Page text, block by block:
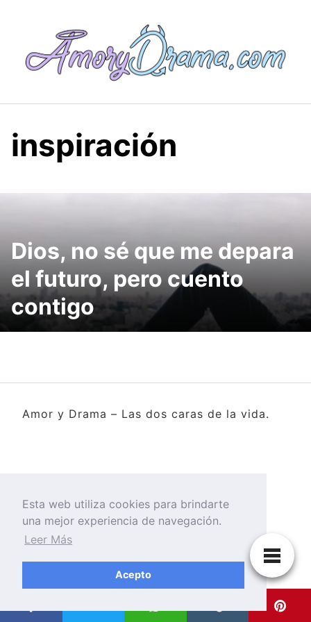
inspiración
Dios, no sé que me depara
el futuro, pero cuento
contigo
Amor y Drama – Las dos caras de la vida.
Esta web utiliza cookies para brindarte
una mejor experiencia de navegación.
Leer Más
Acepto